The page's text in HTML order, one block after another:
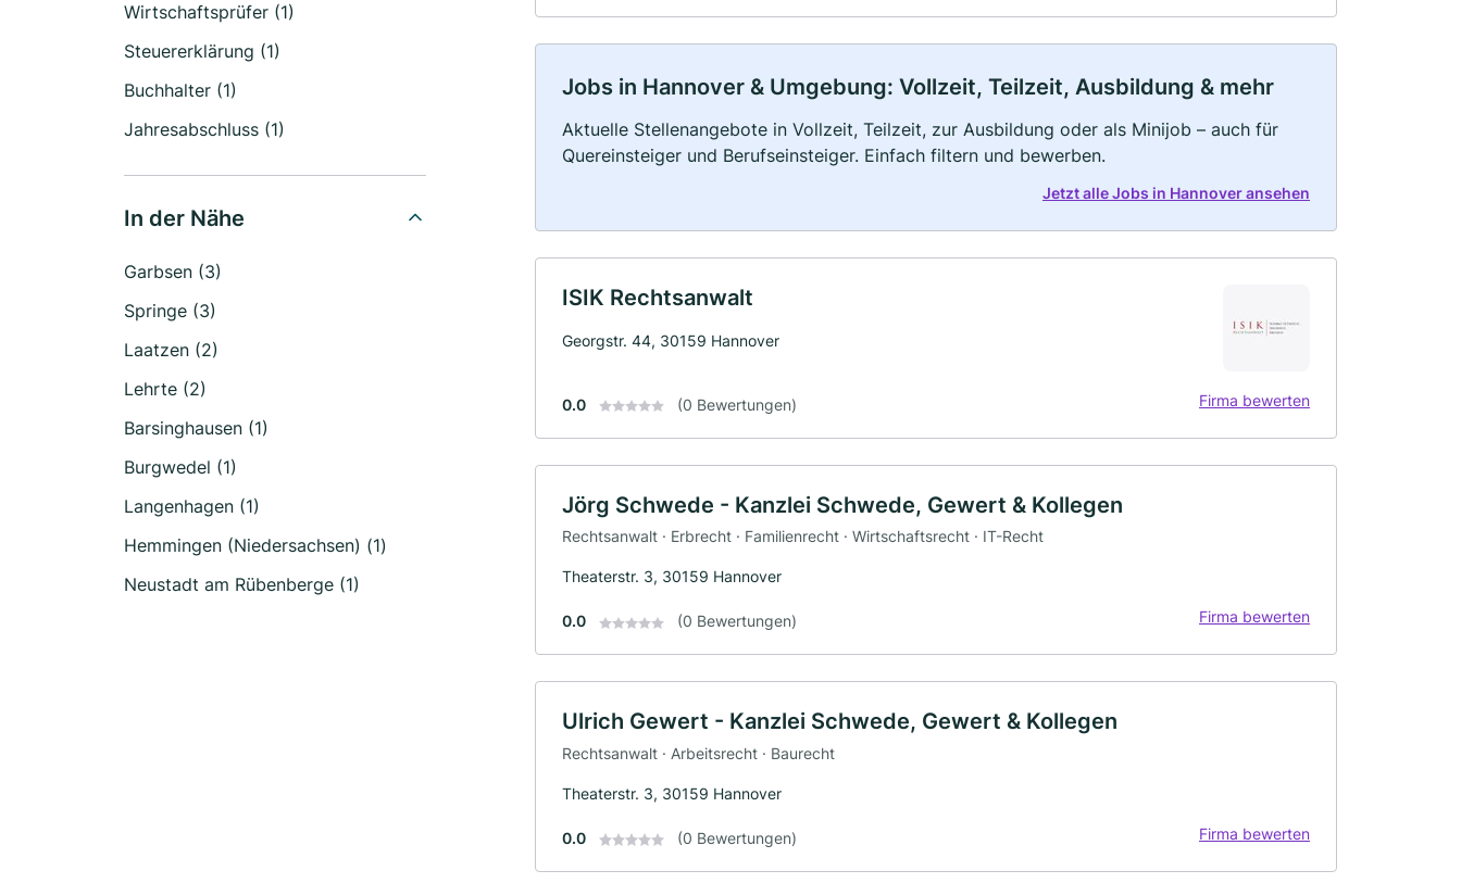
Wirtschaftsprüfer (1)
Steuererklärung (1)
Buchhalter (1)
Jahresabschluss (1)
In der Nähe
Garbsen (3)
Springe (3)
Laatzen (2)
Lehrte (2)
Barsinghausen (1)
Burgwedel (1)
Langenhagen (1)
Hemmingen (Niedersachsen) (1)
Neustadt am Rübenberge (1)
Jobs in Hannover & Umgebung: Vollzeit, Teilzeit, Ausbildung & mehr
Aktuelle Stellenangebote in Vollzeit, Teilzeit, zur Ausbildung oder als Minijob – auch für
Quereinsteiger und Berufseinsteiger. Einfach filtern und bewerben.
Jetzt alle Jobs in Hannover ansehen
ISIK Rechtsanwalt
Georgstr. 44, 30159 Hannover
0.0 (0 Bewertungen) Firma bewerten
Jörg Schwede - Kanzlei Schwede, Gewert & Kollegen
Rechtsanwalt · Erbrecht · Familienrecht · Wirtschaftsrecht · IT-Recht
Theaterstr. 3, 30159 Hannover
0.0 (0 Bewertungen) Firma bewerten
Ulrich Gewert - Kanzlei Schwede, Gewert & Kollegen
Rechtsanwalt · Arbeitsrecht · Baurecht
Theaterstr. 3, 30159 Hannover
0.0 (0 Bewertungen) Firma bewerten